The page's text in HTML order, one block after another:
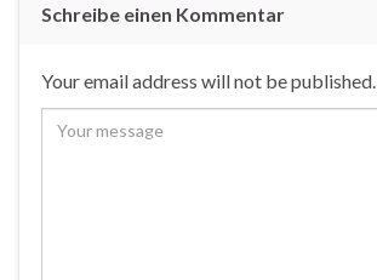
Schreibe einen Kommentar
Your email address will not be published.